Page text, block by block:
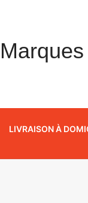
Marques
LIVRAISON À